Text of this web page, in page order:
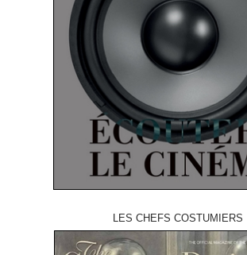
LES CHEFS COSTUMIERS